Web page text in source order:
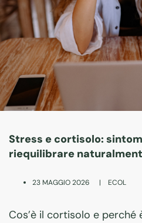
Stress e cortisolo:
riequilibrare
23 MAGGIO 2026 | ECOL
Cos’è il cortisolo e perché